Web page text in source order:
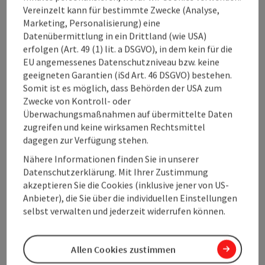
Entwicklungsdialog mit allen
Betroffenen
Um auf bestehende Konfliktfelder zu reagieren
und Gefahrenquellen auf Freizeitwegen zu entschärfen, hat
Oberösterreich Tourismus gemeinsam mit dem OÖ
Almverein, den Alpinvereinen und regionalen
Tourismusverbänden einen Entwicklungsdialog initiiert. Ziel
ist es, das bestehende Wander- und Freizeitwegenetz zu
evaluieren sowie Grundeigentumsverhältnisse und
Betreuung der Wege systematisch zu erfassen. In
regelmäßigen Arbeitstreffen sollen darüber hinaus
Kommunikation an Gäste und Einheimische sowie an
Grundeigentümer gesetzt werden. In weiterer Folge geht es
Vereinzelt kann für bestimmte Zwecke (Analyse,
Marketing, Personalisierung) eine
Datenübermittlung in ein Drittland (wie USA)
erfolgen (Art. 49 (1) lit. a DSGVO), in dem kein für die
EU angemessenes Datenschutzniveau bzw. keine
geeigneten Garantien (iSd Art. 46 DSGVO) bestehen.
Somit ist es möglich, dass Behörden der USA zum
Zwecke von Kontroll- oder
Überwachungsmaßnahmen auf übermittelte Daten
zugreifen und keine wirksamen Rechtsmittel
dagegen zur Verfügung stehen.
Nähere Informationen finden Sie in unserer
Datenschutzerklärung. Mit Ihrer Zustimmung
akzeptieren Sie die Cookies (inklusive jener von US-
Anbieter), die Sie über die individuellen Einstellungen
selbst verwalten und jederzeit widerrufen können.
Allen Cookies zustimmen